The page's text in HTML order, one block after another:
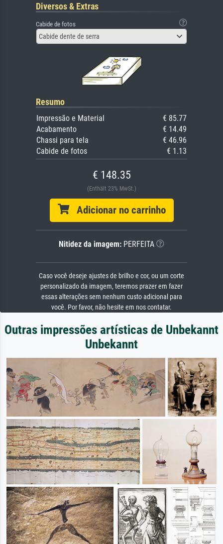
Diversos & Extras
Cabide de fotos
Cabide dente de serra
Resumo
Impressão e Material
€ 85.77
Acabamento
€ 14.49
Chassi para tela
€ 46.96
Cabide de fotos
€ 1.13
€ 148.35
(Enthält 23% MwSt.)
Adicionar no carrinho
Nitidez da imagem: PERFEITA
Caso você deseje ajustes de brilho e cor, ou um corte
personalizado da imagem, teremos prazer em fazer
essas alterações sem nenhum custo adicional para
você. Por favor, não hesite em nos contatar.
Outras impressões artísticas de Unbekannt
Unbekannt